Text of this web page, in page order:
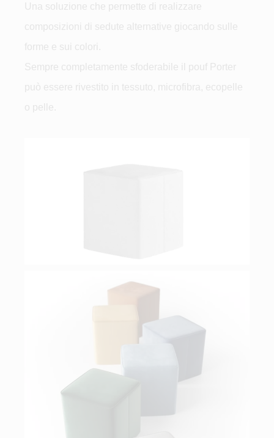
Una soluzione che permette di realizzare
composizioni di sedute alternative giocando sulle
forme e sui colori.
Sempre completamente sfoderabile il pouf Porter
può essere rivestito in tessuto, microfibra, ecopelle
o pelle.